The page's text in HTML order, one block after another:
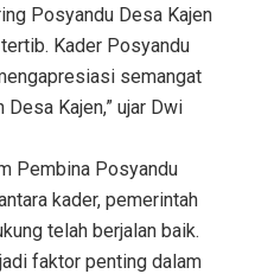
Posyandu Desa Kajen
Kader Posyandu
semangat
Kajen,” ujar Dwi
Pembina Posyandu
kader, pemerintah
telah berjalan baik.
faktor penting dalam